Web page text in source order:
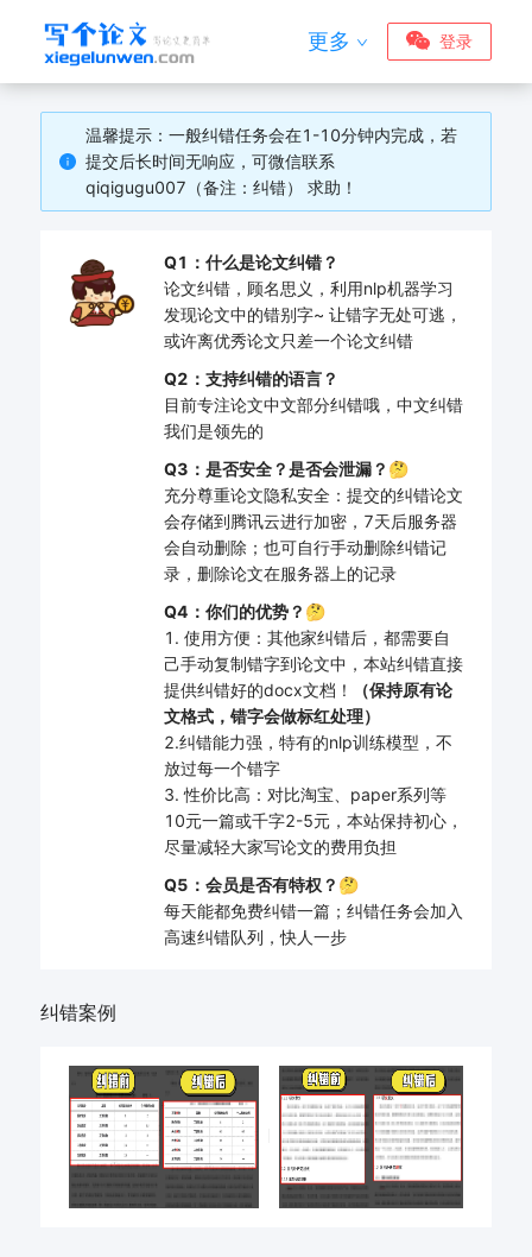
更多 登录
温馨提示：一般纠错任务会在1-10分钟内完成，若
提交后长时间无响应，可微信联系
qiqigugu007（备注：纠错） 求助！
Q1：什么是论文纠错？
论文纠错，顾名思义，利用nlp机器学习
发现论文中的错别字~ 让错字无处可逃，
或许离优秀论文只差一个论文纠错
Q2：支持纠错的语言？
目前专注论文中文部分纠错哦，中文纠错
我们是领先的
Q3：是否安全？是否会泄漏？🤔
充分尊重论文隐私安全：提交的纠错论文
会存储到腾讯云进行加密，7天后服务器
会自动删除；也可自行手动删除纠错记
录，删除论文在服务器上的记录
Q4：你们的优势？🤔
1. 使用方便：其他家纠错后，都需要自
己手动复制错字到论文中，本站纠错直接
提供纠错好的docx文档！
（保持原有论
文格式，错字会做标红处理）
2.纠错能力强，特有的nlp训练模型，不
放过每一个错字
3. 性价比高：对比淘宝、paper系列等
10元一篇或千字2-5元，本站保持初心，
尽量减轻大家写论文的费用负担
Q5：会员是否有特权？🤔
每天能都免费纠错一篇；纠错任务会加入
高速纠错队列，快人一步
纠错案例